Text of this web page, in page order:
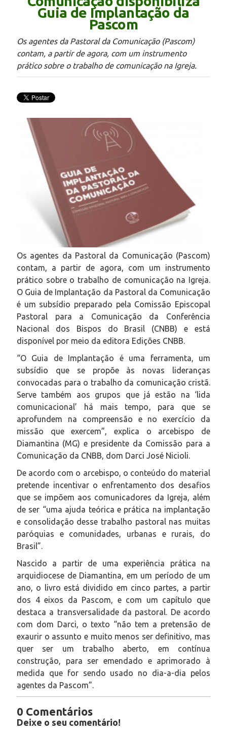
Guia de Implantação da
Pascom
Os agentes da Pastoral da Comunicação (Pascom)
contam, a partir de agora, com um instrumento
prático sobre o trabalho de comunicação na Igreja.
Os agentes da Pastoral da Comunicação (Pascom)
contam, a partir de agora, com um instrumento
prático sobre o trabalho de comunicação na Igreja.
O Guia de Implantação da Pastoral da Comunicação
é um subsídio preparado pela Comissão Episcopal
Pastoral para a Comunicação da Conferência
Nacional dos Bispos do Brasil (CNBB) e está
disponível por meio da editora Edições CNBB.
“O Guia de Implantação é uma ferramenta, um
subsídio que se propõe às novas lideranças
convocadas para o trabalho da comunicação cristã.
Serve também aos grupos que já estão na ‘lida
comunicacional’ há mais tempo, para que se
aprofundem na compreensão e no exercício da
missão que exercem”, explica o arcebispo de
Diamantina (MG) e presidente da Comissão para a
Comunicação da CNBB, dom Darci José Nicioli.
De acordo com o arcebispo, o conteúdo do material
pretende incentivar o enfrentamento dos desafios
que se impõem aos comunicadores da Igreja, além
de ser “uma ajuda teórica e prática na implantação
e consolidação desse trabalho pastoral nas muitas
paróquias e comunidades, urbanas e rurais, do
Brasil”.
Nascido a partir de uma experiência prática na
arquidiocese de Diamantina, em um período de um
ano, o livro está dividido em cinco partes, a partir
dos 4 eixos da Pascom, e com um capítulo que
destaca a transversalidade da pastoral. De acordo
com dom Darci, o texto “não tem a pretensão de
exaurir o assunto e muito menos ser definitivo, mas
quer ser um trabalho aberto, em contínua
construção, para ser emendado e aprimorado à
medida que for sendo usado no dia-a-dia pelos
agentes da Pascom”.
0 Comentários
Deixe o seu comentário!